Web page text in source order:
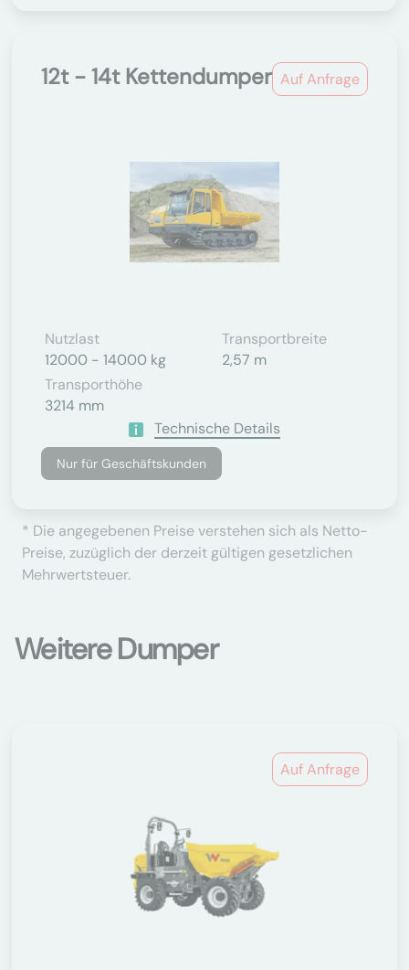
Auf Anfrage
12t - 14t Kettendumper
Nutzlast
12000 - 14000 kg
Transportbreite
2,57 m
Transporthöhe
3214 mm
Technische Details
Nur für Geschäftskunden
* Die angegebenen Preise verstehen sich als Netto-
Preise, zuzüglich der derzeit gültigen gesetzlichen
Mehrwertsteuer.
Weitere Dumper
Auf Anfrage